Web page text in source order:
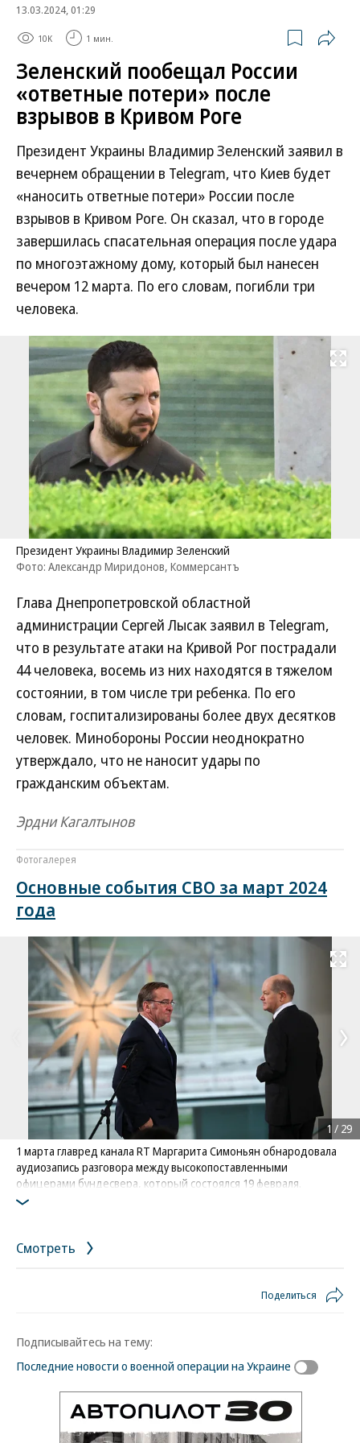
13.03.2024, 01:29
10K 1 мин.
Зеленский пообещал России
«ответные потери» после
взрывов в Кривом Роге
Президент Украины Владимир Зеленский заявил в
вечернем обращении в Telegram, что Киев будет
«наносить ответные потери» России после
взрывов в Кривом Роге. Он сказал, что в городе
завершилась спасательная операция после удара
по многоэтажному дому, который был нанесен
вечером 12 марта. По его словам, погибли три
человека.
Развернуть
Президент Украины Владимир Зеленский
Фото: Александр Миридонов, Коммерсантъ
Глава Днепропетровской областной
администрации Сергей Лысак заявил в Telegram,
что в результате атаки на Кривой Рог пострадали
44 человека, восемь из них находятся в тяжелом
состоянии, в том числе три ребенка. По его
словам, госпитализированы более двух десятков
человек. Минобороны России неоднократно
утверждало, что не наносит удары по
гражданским объектам.
Эрдни Кагалтынов
Фотогалерея
Основные события СВО за март 2024
года
Развернуть
1 марта главред канала RT Маргарита Симоньян обнародовала
аудиозапись разговора между высокопоставленными
офицерами бундесвера, который состоялся 19 февраля.
Военные обсуждали возможное использование дальнобойных
России против Германии
1 / 29
Смотреть
Поделиться
Подписывайтесь на тему:
Последние новости о военной операции на Украине